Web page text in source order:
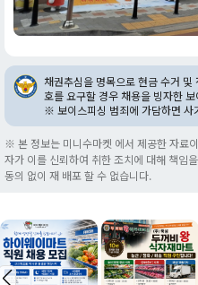
채권추심을 명목으로 현금 수거
호를 요구할 경우 채용을 빙자한
※ 보이스피싱 범죄에 가담하면 사
※ 본 정보는 미니수마켓 에서 제공한 자료
자가 이를 신뢰하여 취한 조치에 대해 책임
동의 없이 재 배포 할 수 없습니다.